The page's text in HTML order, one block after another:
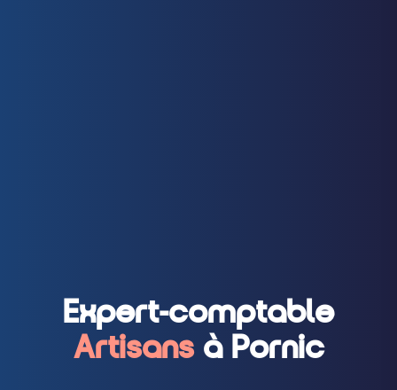
Expert-comptable
Artisansà Pornic